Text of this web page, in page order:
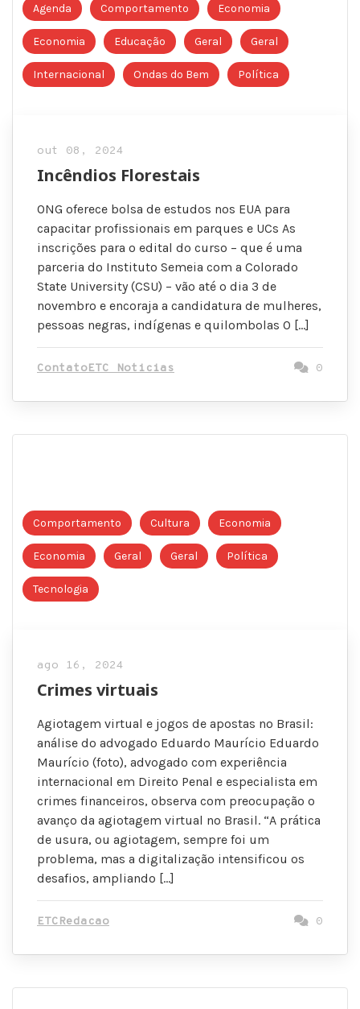
Agenda Comportamento Economia
Economia Educação Geral Geral
Internacional Ondas do Bem Política
out 08, 2024
Incêndios Florestais
ONG oferece bolsa de estudos nos EUA para
capacitar profissionais em parques e UCs As
inscrições para o edital do curso – que é uma
parceria do Instituto Semeia com a Colorado
State University (CSU) – vão até o dia 3 de
novembro e encoraja a candidatura de mulheres,
pessoas negras, indígenas e quilombolas O […]
ContatoETC Noticias 0
Comportamento Cultura Economia
Economia Geral Geral Política
Tecnologia
ago 16, 2024
Crimes virtuais
Agiotagem virtual e jogos de apostas no Brasil:
análise do advogado Eduardo Maurício Eduardo
Maurício (foto), advogado com experiência
internacional em Direito Penal e especialista em
crimes financeiros, observa com preocupação o
avanço da agiotagem virtual no Brasil. “A prática
de usura, ou agiotagem, sempre foi um
problema, mas a digitalização intensificou os
desafios, ampliando […]
ETCRedacao 0